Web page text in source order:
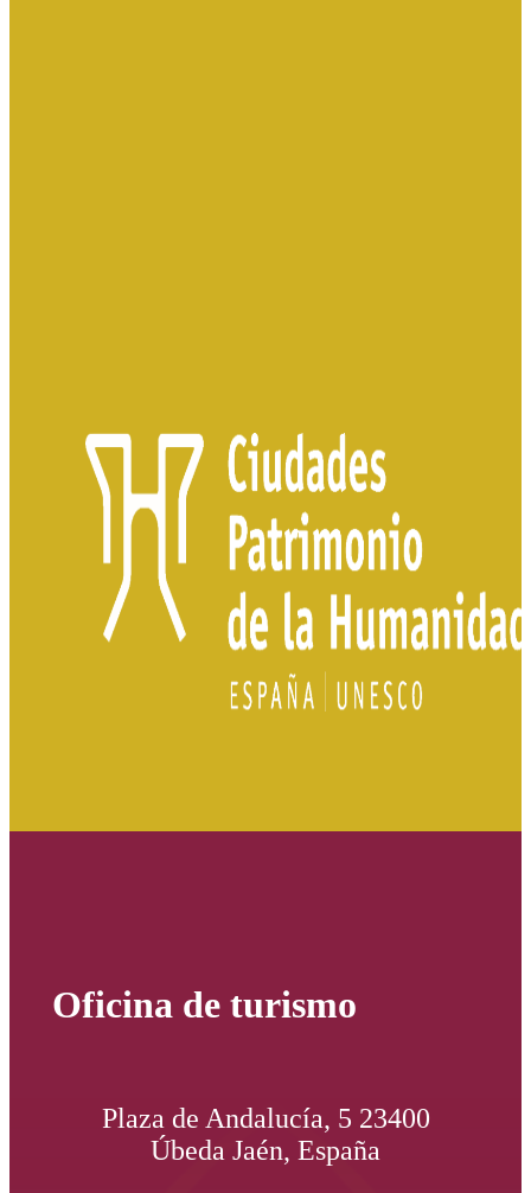
Oficina de turismo
Plaza de Andalucía, 5 23400
Úbeda Jaén, España